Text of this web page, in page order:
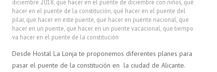
diciembre 2018 que hacer en el puente de diciembre con niños qué
hacer en el puente de la constitución qué hacer en el puente del
pilar, que hacer en este puente que hacer en puente nacional que
hacer en un puente que hacer en un puente vacacional que tiempo
va hacer en el puente de la constitución
Desde Hostal La Lonja te proponemos diferentes planes para
pasar el puente de la constitución en la ciudad de Alicante.